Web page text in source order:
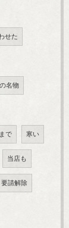
せた
名物
で 寒い
当店も
要請解除